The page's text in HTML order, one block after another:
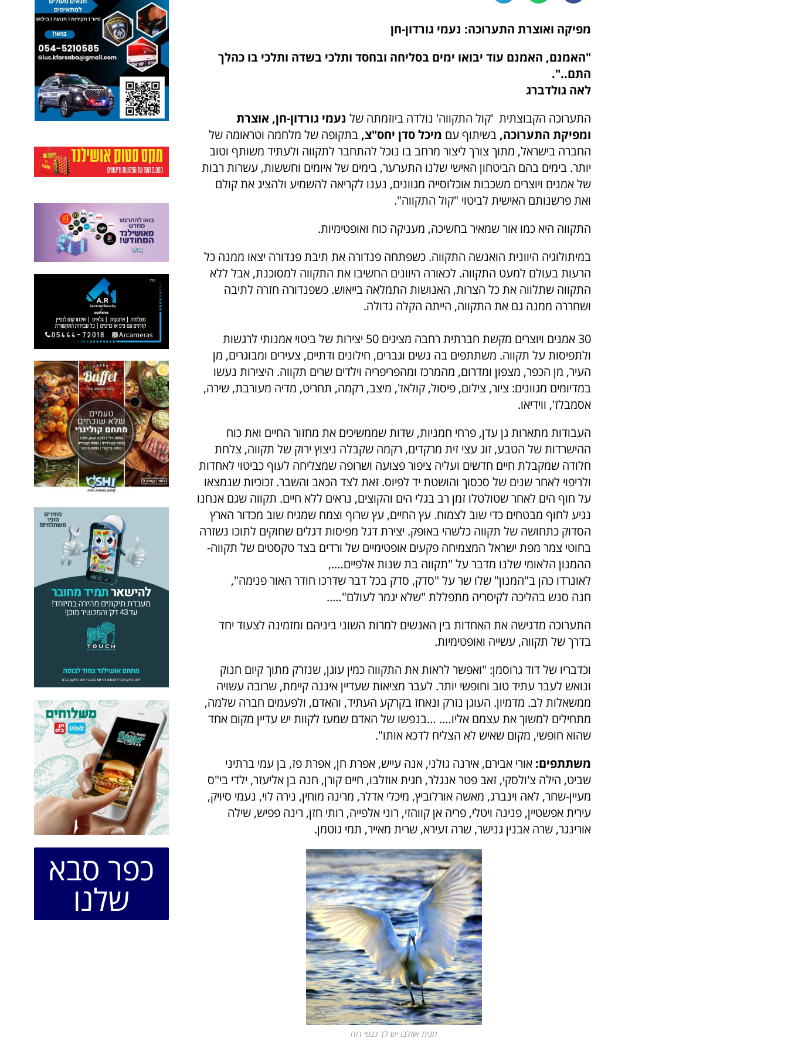
מפיקה ואוצרת התערוכה: נעמי גורדון-חן
"האמנם, האמנם עוד יבואו ימים בסליחה ובחסד ותלכי בשדה ותלכי בו כהלך
התם..".
לאה גולדברג
התערוכה הקבוצתית 'קול התקווה' נולדה ביוזמתה של נעמי גורדון-חן, אוצרת
ומפיקת התערוכה, בשיתוף עם מיכל סדן יחס"צ, בתקופה של מלחמה וטראומה של
החברה בישראל, מתוך צורך ליצור מרחב בו נוכל להתחבר לתקווה ולעתיד משותף וטוב
יותר. בימים בהם הביטחון האישי שלנו התערער, בימים של איומים וחששות, עשרות רבות
של אמנים ויוצרים משכבות אוכלוסייה מגוונים, נענו לקריאה להשמיע ולהציג את קולם
ואת פרשנותם האישית לביטוי "קול התקווה".
התקווה היא כמו אור שמאיר בחשיכה, מעניקה כוח ואופטימיות.
במיתולוגיה היוונית הואנשה התקווה. כשפתחה פנדורה את תיבת פנדורה יצאו ממנה כל
הרעות בעולם למעט התקווה. לכאורה היוונים החשיבו את התקווה למסוכנת, אבל ללא
התקווה שתלווה את כל הצרות, האנושות התמלאה בייאוש. כשפנדורה חזרה לתיבה
ושחררה ממנה גם את התקווה, הייתה הקלה גדולה.
30 אמנים ויוצרים מקשת חברתית רחבה
מציגים 50 יצירות של ביטוי אמנותי לרגשות
ולתפיסות על תקווה. משתתפים בה נשים וגברים, חילונים ודתיים, צעירים ומבוגרים, מן
העיר, מן הכפר, מצפון ומדרום, מהמרכז ומהפריפריה וילדים שרים תקווה. היצירות נעשו
במדיומים מגוונים: ציור, צילום, פיסול, קולאז', מיצב, רקמה, תחריט, מדיה מעורבת, שירה,
אסמבלז', ווידיאו.
העבודות מתארות גן עדן, פרחי חמניות, שדות שממשיכים את מחזור החיים ואת כוח
ההישרדות של הטבע, זוג עצי זית מרקדים, רקמה שקבלה ניצוץ ירוק של תקווה, צלחת
חלודה שמקבלת חיים חדשים ועליה ציפור פצועה ושרופה שמצליחה לעוף כביטוי לאחדות
ולריפוי לאחר שנים של סכסוך והושטת יד לפיוס. זאת לצד הכאב והשבר. זכוכיות שנמצאו
על חוף הים לאחר שטולטלו זמן רב בגלי הים והקוצים, נראים ללא חיים. תקווה שגם אנחנו
נגיע לחוף מבטחים כדי שוב לצמוח. עץ החיים, עץ שרוף וצמח שמגיח שוב מכדור הארץ
הסדוק כתחושה של תקווה כלשהי באופק. יצירת דגל מפיסות דגלים שחוקים לתוכו נשזרה
בחוטי צמר מפת ישראל המצמיחה פקעים אופטימיים של ורדים בצד טקסטים של תקווה-
ההמנון הלאומי שלנו מדבר על "תקווה בת שנות אלפיים….,
לאונרדו כהן ב"המנון" שלו שר על "סדק, סדק בכל דבר שדרכו חודר האור פנימה",
חנה סנש בהליכה לקיסריה מתפללת "שלא יגמר לעולם"…..
התערוכה מדגישה את האחדות בין האנשים למרות השוני ביניהם ומזמינה לצעוד יחד
בדרך של תקווה, עשייה ואופטימיות.
וכדבריו של דוד גרוסמן: "ואפשר לראות את התקווה כמין עוגן, שנזרק מתוך קיום חנוק
ונואש לעבר עתיד טוב וחופשי יותר. לעבר מציאות שעדיין איננה קיימת, שרובה עשויה
ממשאלות לב. מדמיון. העוגן נזרק ונאחז בקרקע העתיד, והאדם, ולפעמים חברה שלמה,
מתחילים למשוך אתעצמם אליו…. …בנפשו של האדם שמעז לקוות יש עדיין מקום אחד
שהוא חופשי, מקום שאיש לא הצליח לדכא אותו".
משתתפים: אורי אבירם, אירנה גולני, אנה עייש, אפרת חן, אפרת פז, בן עמי ברתיני
שביט, הילה צ'ולסקי, זאב פטר אנגלר, חגית אוזלבו, חיים קורן, חנה בן אליעזר, ילדי בי"ס
מעיין-שחר, לאה וינברג, מאשה אורלוביץ, מיכלי אדלר, מרינה מוחין, נירה לוי, נעמי סיויק,
עירית אפשטיין, פנינה ויטלי, פריה אן קווהזי, רוני אלפייה, רותי חזן, רינה פפיש, שילה
אורינגר, שרה אבנין גנישר, שרה זעירא, שרית מאייר, תמי גוטמן.
חגית אוזלבו יש לך כנפי רוח
כפר סבא
שלנו